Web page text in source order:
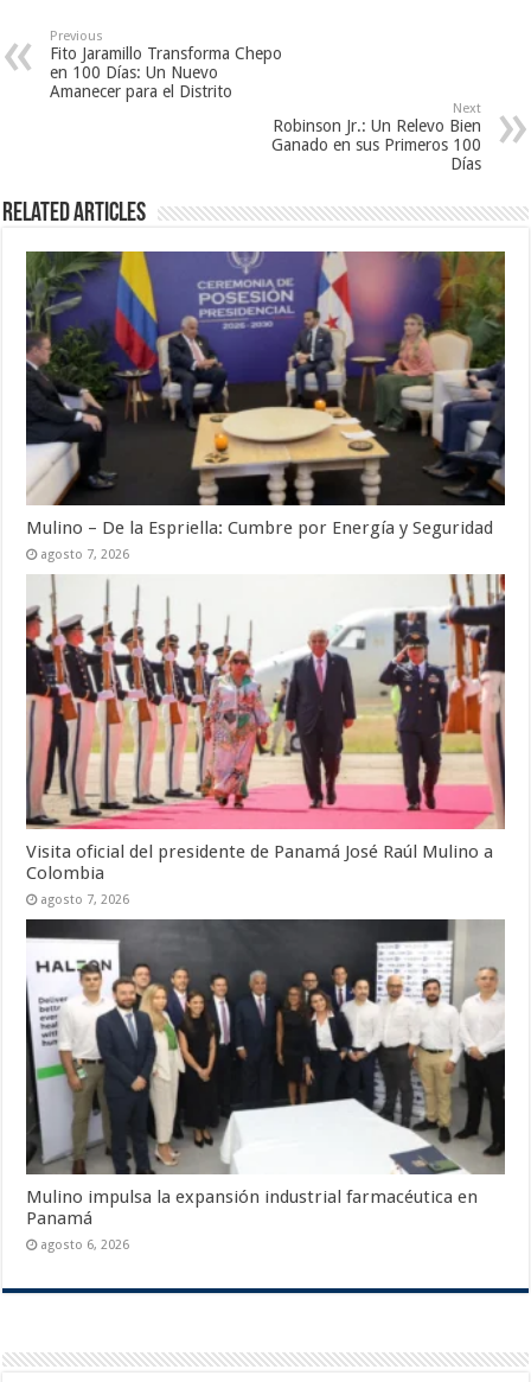
Previous
Fito Jaramillo Transforma Chepo
en 100 Días: Un Nuevo
Amanecer para el Distrito
Next
Robinson Jr.: Un Relevo Bien
Ganado en sus Primeros 100
Días
Related Articles
Mulino – De la Espriella: Cumbre por Energía y Seguridad
agosto 7, 2026
Visita oficial del presidente de Panamá José Raúl Mulino a
Colombia
agosto 7, 2026
Mulino impulsa la expansión industrial farmacéutica en
Panamá
agosto 6, 2026